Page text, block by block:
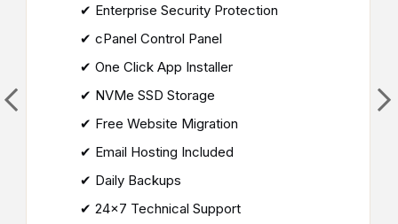
✔ Enterprise Security Protection
✔ cPanel Control Panel
✔ One Click App Installer
✔ NVMe SSD Storage
✔ Free Website Migration
✔ Email Hosting Included
✔ Daily Backups
✔ 24×7 Technical Support